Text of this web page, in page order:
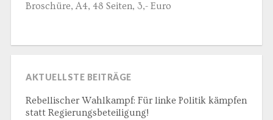
Broschüre, A4, 48 Seiten, 3,- Euro
AKTUELLSTE BEITRÄGE
Rebellischer Wahlkampf: Für linke Politik kämpfen
statt Regierungsbeteiligung!